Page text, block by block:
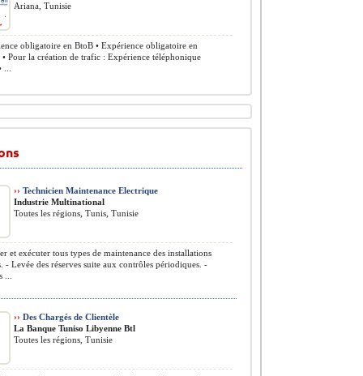
Ariana, Tunisie
obligatoire en BtoB • Expérience obligatoire en
Pour la création de trafic : Expérience téléphonique
›› Technicien Maintenance Electrique
Industrie Multinational
Toutes les régions, Tunis, Tunisie
et exécuter tous types de maintenance des installations
- Levée des réserves suite aux contrôles périodiques. -
›› Des Chargés de Clientèle
La Banque Tuniso Libyenne Btl
Toutes les régions, Tunisie